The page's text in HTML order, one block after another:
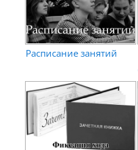
Расписание занятий